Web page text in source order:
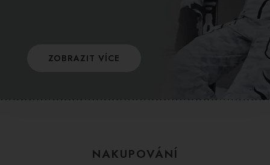
ZOBRAZIT VÍCE
NAKUPOVÁNÍ